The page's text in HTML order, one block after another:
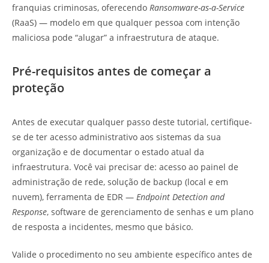
franquias criminosas, oferecendo Ransomware-as-a-Service
(RaaS) — modelo em que qualquer pessoa com intenção
maliciosa pode “alugar” a infraestrutura de ataque.
Pré-requisitos antes de começar a
proteção
Antes de executar qualquer passo deste tutorial, certifique-
se de ter acesso administrativo aos sistemas da sua
organização e de documentar o estado atual da
infraestrutura. Você vai precisar de: acesso ao painel de
administração de rede, solução de backup (local e em
nuvem), ferramenta de EDR — Endpoint Detection and
Response, software de gerenciamento de senhas e um plano
de resposta a incidentes, mesmo que básico.
Valide o procedimento no seu ambiente específico antes de